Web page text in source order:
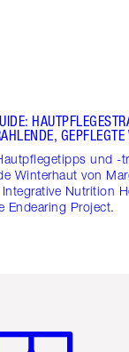
und -
Winterhaut von
Nutrition
Endearing Project.